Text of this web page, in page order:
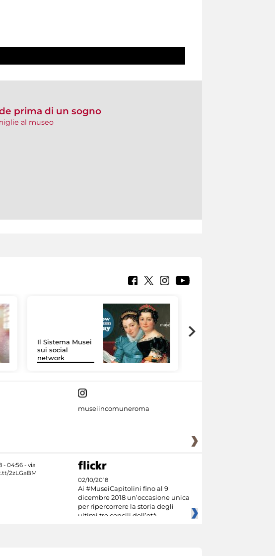
prima di un sogno
al museo
Il Sistema Musei
sui social
network
museiincomuneroma
02/10/2018
Ai #MuseiCapitolini fino al 9
dicembre 2018 un’occasione unica
per ripercorrere la storia degli
ultimi tre concili dell’età